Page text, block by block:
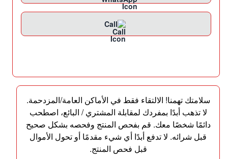
Call
سلامتك تهمنا! الالتقاء فقط في الأماكن العامة/المزدحمة.
لا تذهب أبدًا بمفردك لمقابلة المشتري / البائع، اصطحب
دائمًا شخصًا معك. قم بفحص المنتج وفحصه بشكل صحيح
قبل شرائه. لا تدفع أبدًا أي شيء مقدمًا أو تحول الأموال
قبل فحص المنتج.